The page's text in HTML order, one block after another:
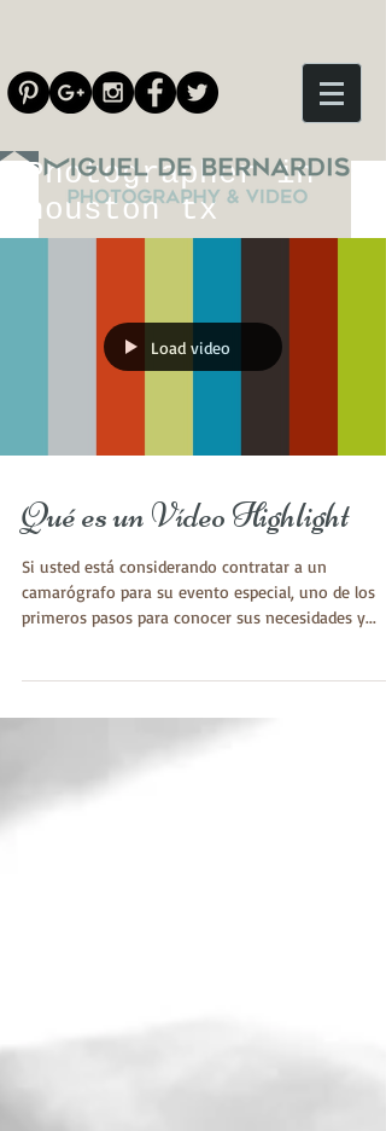
Photographer in
houston tx
Load video
Qué es un Vídeo Highlight
Si usted está considerando contratar a un
camarógrafo para su evento especial, uno de los
primeros pasos para conocer sus necesidades y...